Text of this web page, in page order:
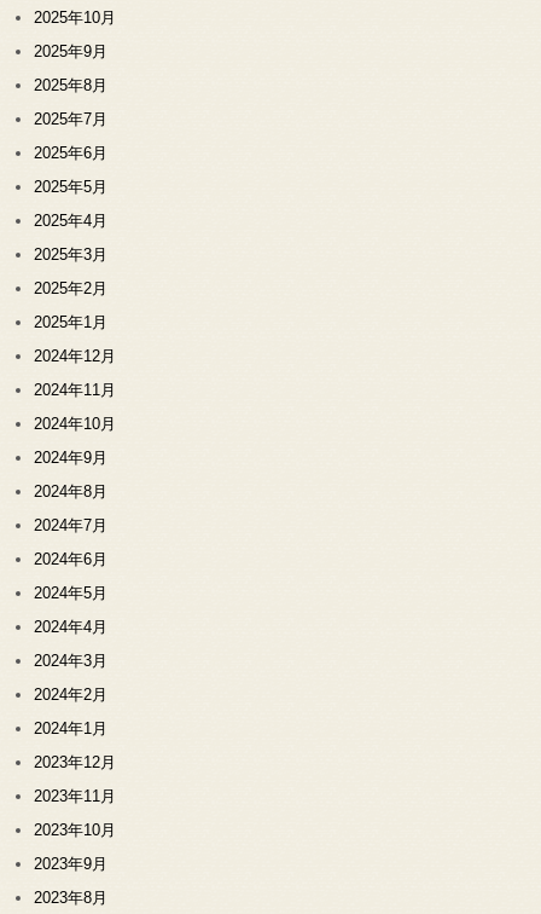
2025年10月
2025年9月
2025年8月
2025年7月
2025年6月
2025年5月
2025年4月
2025年3月
2025年2月
2025年1月
2024年12月
2024年11月
2024年10月
2024年9月
2024年8月
2024年7月
2024年6月
2024年5月
2024年4月
2024年3月
2024年2月
2024年1月
2023年12月
2023年11月
2023年10月
2023年9月
2023年8月